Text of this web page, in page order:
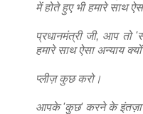
में होते हुए भी हमारे साथ
प्रधानमंत्री जी, आप तो
हमारे साथ ऐसा अन्याय
प्लीज़ कुछ करो।
आपके 'कुछ' करने के